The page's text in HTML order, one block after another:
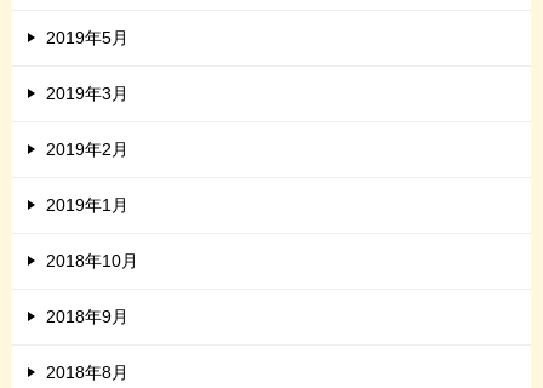
2019年5月
2019年3月
2019年2月
2019年1月
2018年10月
2018年9月
2018年8月